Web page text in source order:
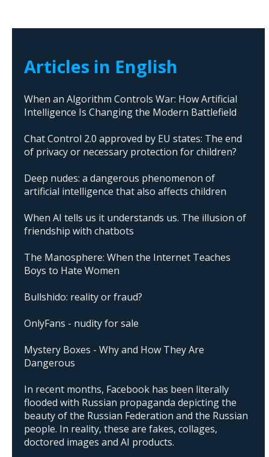
Articles in English
When an Algorithm Controls War: How Artificial
Intelligence Is Changing the Modern Battlefield
Chat Control 2.0 approved by EU states: The end
of privacy or necessary protection for children?
Deep nudes: a dangerous phenomenon of
artificial intelligence that also affects children
When AI tells us it understands us. The illusion of
friendship with chatbots
The Manosphere: When the Internet Teaches
Boys to Hate Women
Bullshido: reality or fraud?
OnlyFans - nudity for sale
Mystery Boxes - Why and How They Are
Dangerous
In recent months, Facebook has been literally
flooded with Russian propaganda depicting the
beauty of the Russian Federation and the Russian
people. In reality, these are fakes, collages,
doctored images and AI products.